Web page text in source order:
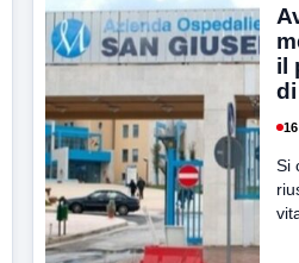
il
Si